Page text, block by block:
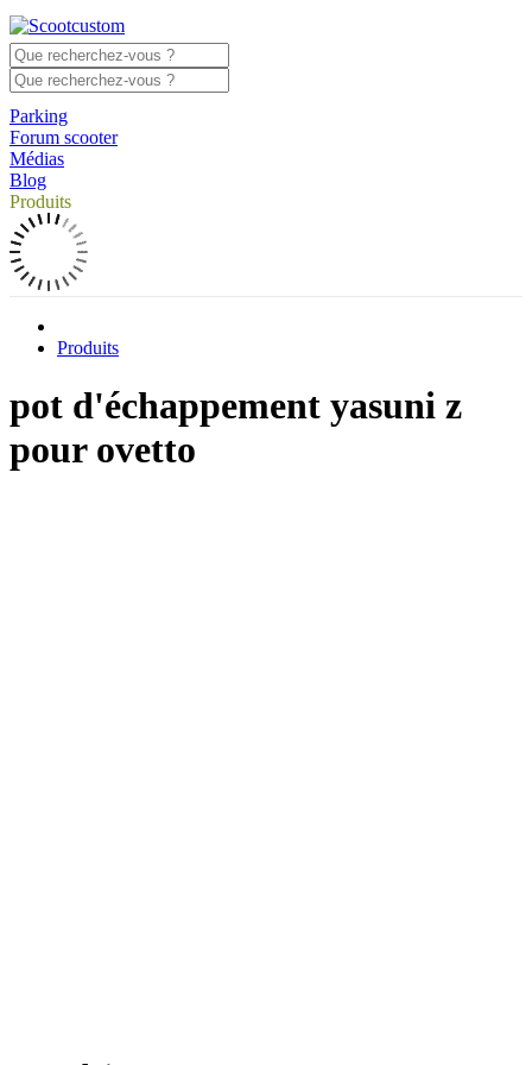
Parking
Forum scooter
Médias
Blog
Produits
Produits
pot d'échappement yasuni z
pour ovetto